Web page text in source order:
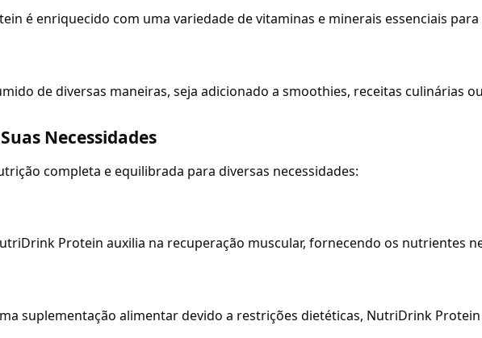
é enriquecido com uma variedade de vitaminas e minerais essenciais
de diversas maneiras, seja adicionado a smoothies, receitas culinárias
Necessidades
completa e equilibrada para diversas necessidades:
Protein auxilia na recuperação muscular, fornecendo os nutrientes
suplementação alimentar devido a restrições dietéticas, NutriDrink